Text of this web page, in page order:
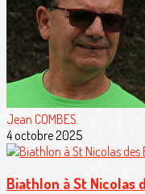
Jean COMBES
4 octobre 2025
Biathlon à St Nicolas